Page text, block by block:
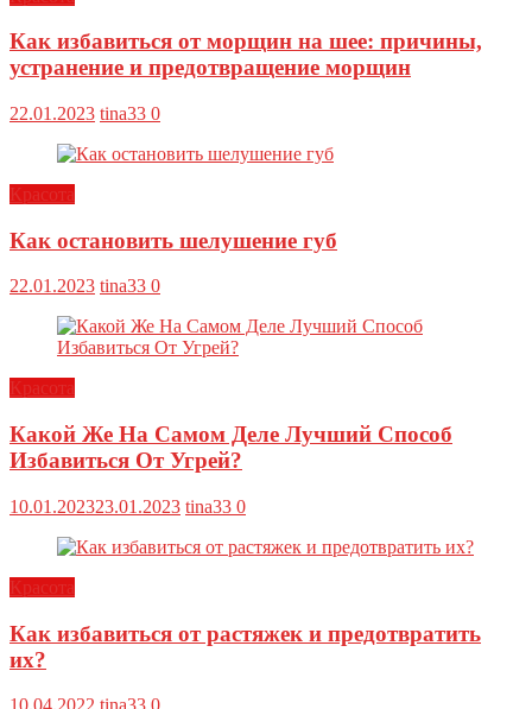
Как избавиться от морщин на шее: причины,
устранение и предотвращение морщин
22.01.2023 tina33 0
Красота
Как остановить шелушение губ
22.01.2023 tina33 0
Красота
Какой Же На Самом Деле Лучший Способ
Избавиться От Угрей?
10.01.202323.01.2023 tina33 0
Красота
Как избавиться от растяжек и предотвратить
их?